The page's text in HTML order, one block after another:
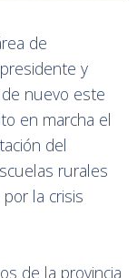
de
y
nuevo este
en marcha el
del
rurales
la crisis
de la provincia